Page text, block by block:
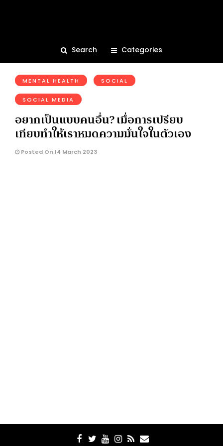
Search Categories
MENTAL HEALTH SOCIAL
SOCIAL MEDIA
อยากเป็นแบบคนอื่น? เมื่อการเปรียบ
เทียบทำให้เราหมดความมั่นใจในตัวเอง
Posted On 14 March 2023